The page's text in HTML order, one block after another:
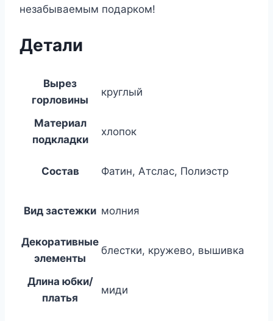
незабываемым подарком!
Детали
Вырез
горловины
круглый
Материал
подкладки
хлопок
Состав Фатин, Атслас, Полиэстр
Вид застежки молния
Декоративные
элементы
блестки, кружево, вышивка
Длина юбки/
платья
миди